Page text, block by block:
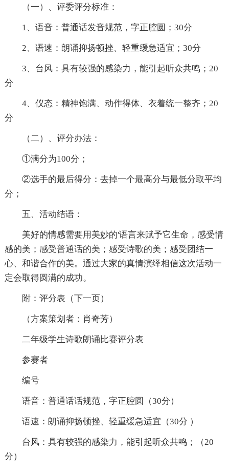
（一）、评委评分标准：
1、语音：普通话发音规范，字正腔圆；30分
2、语速：朗诵抑扬顿挫、轻重缓急适宜；30分
3、台风：具有较强的感染力，能引起听众共鸣；20
分
4、仪态：精神饱满、动作得体、衣着统一整齐；20
分
（二）、评分办法：
①满分为100分；
②选手的最后得分：去掉一个最高分与最低分取平均
分；
五、活动结语：
美好的情感需要用美妙的'语言来赋予它生命，感受情
感的美；感受普通话的美；感受诗歌的美；感受团结一
心、和谐合作的美。通过大家的真情演绎相信这次活动一
定会取得圆满的成功。
附：评分表（下一页）
（方案策划者：肖奇芳）
二年级学生诗歌朗诵比赛评分表
参赛者
编号
语音：普通话话规范，字正腔圆（30分）
语速：朗诵抑扬顿挫、轻重缓急适宜（30分 ）
台风：具有较强的感染力，能引起听众共鸣；（20
分）